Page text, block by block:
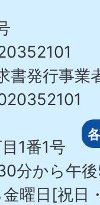
書発行事業
1番1号
分から午
曜日[祝日